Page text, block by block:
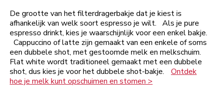
De grootte van het filterdragerbakje dat je kiest is
afhankelijk van welk soort espresso je wilt. Als je pure
espresso drinkt, kies je waarschijnlijk voor een enkel bakje.
Cappuccino of latte zijn gemaakt van een enkele of soms
een dubbele shot, met gestoomde melk en melkschuim.
Flat white wordt traditioneel gemaakt met een dubbele
shot, dus kies je voor het dubbele shot-bakje. Ontdek
hoe je melk kunt opschuimen en stomen >